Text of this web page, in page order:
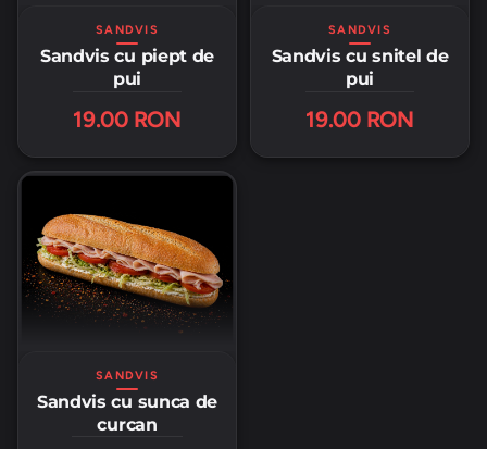
SANDVIS
Sandvis cu piept de
pui
19.00 RON
SANDVIS
Sandvis cu snitel de
pui
19.00 RON
SANDVIS
Sandvis cu sunca de
curcan